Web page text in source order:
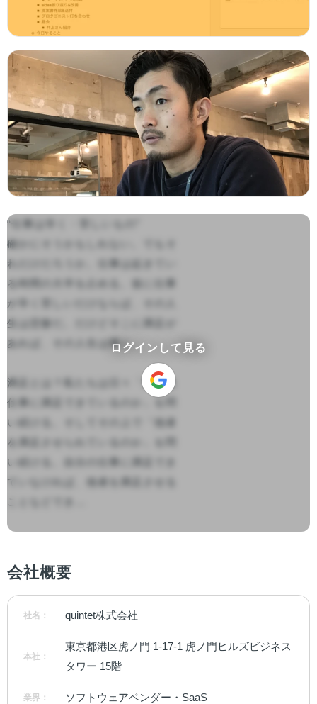
“仕事は辛く・苦しいもの”
確かにそうかもしれない。でもそ
れだけだろうか。仕事は起きてい
る時間の大半を占める。仮に仕事
が辛く苦しいだけならば、その人
生は悲惨だ。だけどそこに満足が
あれば、その人生は輝く。
満足とは？私たちは日々「自分は
仕事に満足できているのか」を問
い続ける。そしてその上で「他者
を満足させられているのか」を問
い続ける。自分の仕事に満足でき
ていなければ、他者を満足させる
ログインして見る
会社概要
社名： quintet株式会社
本社：
東京都港区虎ノ門 1-17-1 虎ノ門ヒルズビジネス
タワー 15階
業界： ソフトウェアベンダー・SaaS